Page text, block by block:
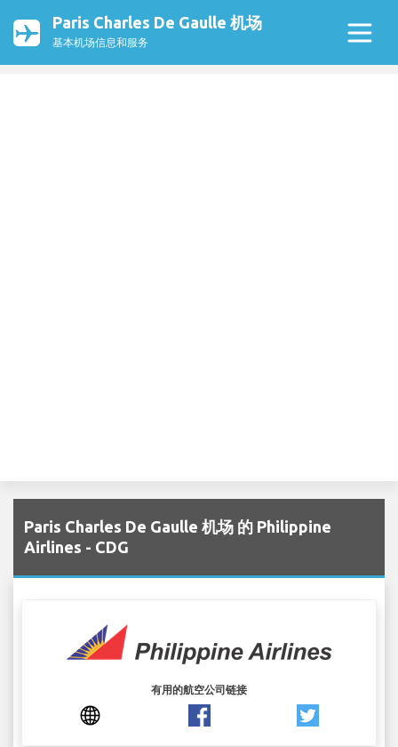
Paris Charles De Gaulle 机场
基本机场信息和服务
Paris Charles De Gaulle 机场 的 Philippine
Airlines - CDG
有用的航空公司链接